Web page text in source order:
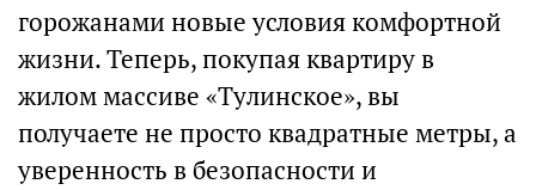
горожанами новые условия комфортной
жизни. Теперь, покупая квартиру в
жилом массиве «Тулинское», вы
получаете не просто квадратные метры, а
уверенность в безопасности и